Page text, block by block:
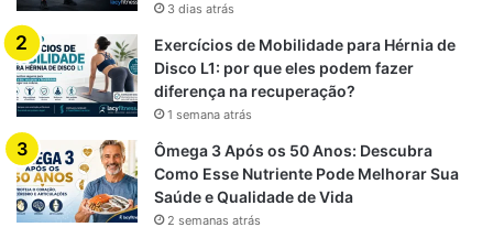
3 dias atrás
Exercícios de Mobilidade para Hérnia de
Disco L1: por que eles podem fazer
diferença na recuperação?
1 semana atrás
Ômega 3 Após os 50 Anos: Descubra
Como Esse Nutriente Pode Melhorar Sua
Saúde e Qualidade de Vida
2 semanas atrás